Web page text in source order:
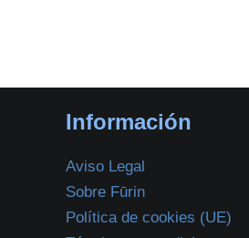
Información
Aviso Legal
Sobre Fūrin
Política de cookies (UE)